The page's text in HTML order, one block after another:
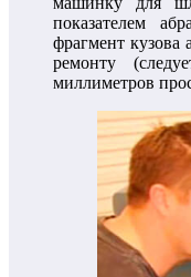
показателем
фрагмент кузова
ремонту
миллиметров